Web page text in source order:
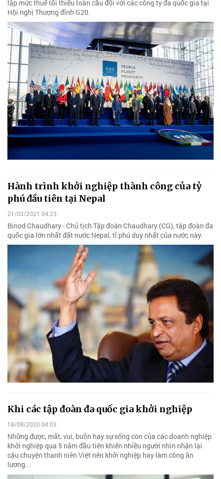
lập mức thuế tối thiểu toàn cầu đối với các công ty đa quốc gia tại
Hội nghị Thượng đỉnh G20.
Hành trình khởi nghiệp thành công của tỷ
phú đầu tiên tại Nepal
21/03/2021 04:23
Binod Chaudhary - Chủ tịch Tập đoàn Chaudhary (CG), tập đoàn đa
quốc gia lớn nhất đất nước Nepal, tỉ phú duy nhất của nước này.
Khi các tập đoàn đa quốc gia khởi nghiệp
18/09/2020 04:03
Những được, mất, vui, buồn hay sự sống còn của các doanh nghiệp
khởi nghiệp qua 5 năm đầu tiên khiến nhiều người nhìn nhận lại
cậu chuyện thanh niên Việt nên khởi nghiệp hay làm công ăn
lương...